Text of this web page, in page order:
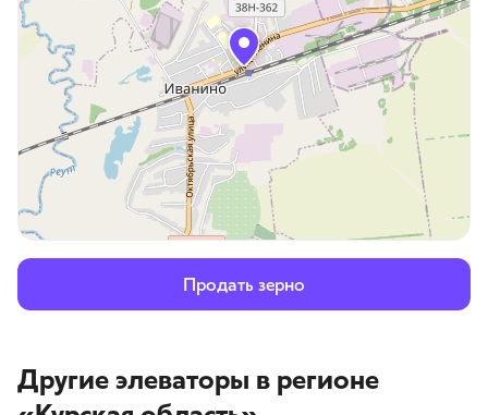
Продать зерно
Другие элеваторы в регионе